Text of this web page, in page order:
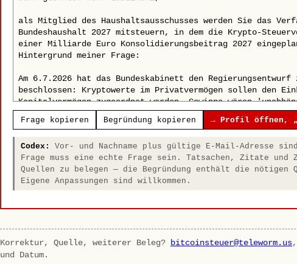
Frage kopieren Begründung kopieren → Profil öffnen,
Codex:
Vor- und Nachname plus gültige E-Mail-Adresse
Frage muss eine echte Frage sein. Tatsachen, Zitate und
Quellen zu belegen — die Begründung enthält die nötigen
Eigene Anpassungen sind willkommen.
Korrektur, Quelle, weiterer Beleg? bitcoinsteuer@teleworm.us
und Datum.